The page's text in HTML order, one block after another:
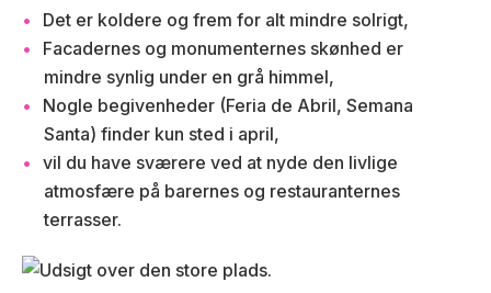
Det er koldere og frem for alt mindre solrigt,
Facadernes og monumenternes skønhed er
mindre synlig under en grå himmel,
Nogle begivenheder (Feria de Abril, Semana
Santa) finder kun sted i april,
vil du have sværere ved at nyde den livlige
atmosfære på barernes og restauranternes
terrasser.